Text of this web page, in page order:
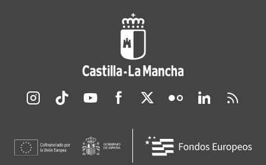
Redes sociales JCCM